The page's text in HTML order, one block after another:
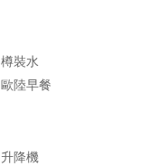
樽裝水
歐陸早餐
升降機